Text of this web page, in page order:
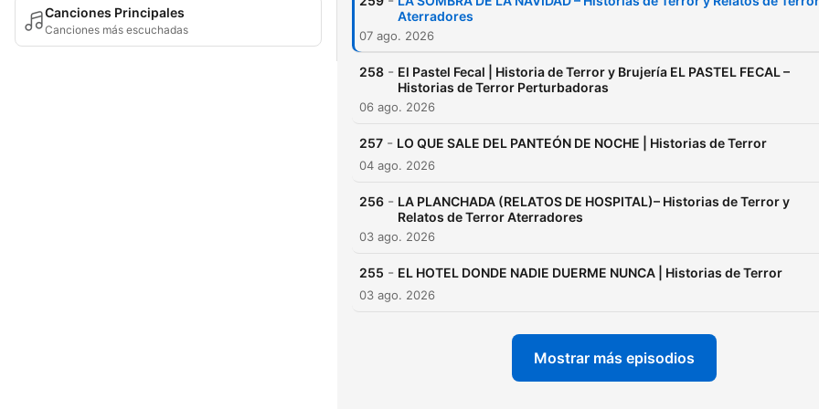
Canciones Principales
Canciones más escuchadas
YouTube: ▶
https://cutt.ly/3TFor4y
Aterradores
07 ago. 2026
258 - El Pastel Fecal | Historia de Terror y Brujería EL PASTEL FECAL –
Historias de Terror Perturbadoras
06 ago. 2026
257 - LO QUE SALE DEL PANTEÓN DE NOCHE | Historias de Terror
04 ago. 2026
256 - LA PLANCHADA (RELATOS DE HOSPITAL)– Historias de Terror y
Relatos de Terror Aterradores
03 ago. 2026
255 - EL HOTEL DONDE NADIE DUERME NUNCA | Historias de Terror
03 ago. 2026
Mostrar más episodios